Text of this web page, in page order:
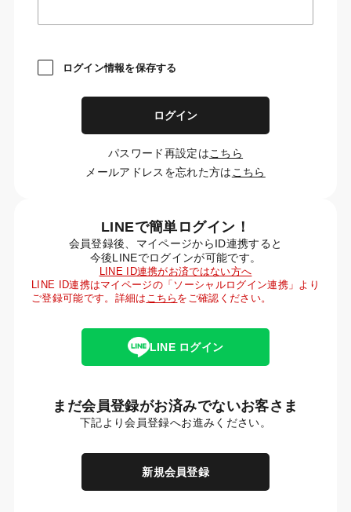
ログイン情報を保存する
ログイン
パスワード再設定はこちら
メールアドレスを忘れた方は こちら
LINEで簡単ログイン！
会員登録後、マイページからID連携すると
今後LINEでログインが可能です。
LINE ID連携がお済ではない方へ
LINE ID連携はマイページの「ソーシャルログイン連携」より
ご登録可能です。詳細は こちら をご確認ください。
LINE ログイン
まだ会員登録がお済みでないお客さま
下記より会員登録へお進みください。
新規会員登録